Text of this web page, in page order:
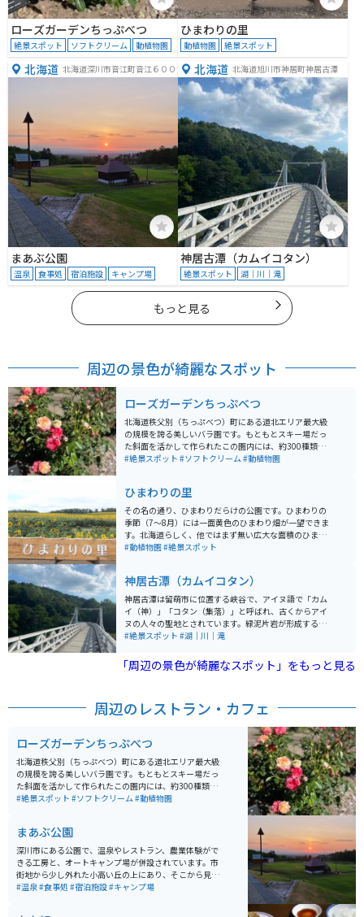
ローズガーデンちっぷべつ
絶景スポット ソフトクリーム 動植物園
ひまわりの里
動植物園 絶景スポット
北海道 北海道深川市音江町音江６００
まあぶ公園
温泉 食事処 宿泊施設 キャンプ場
北海道 北海道旭川市神居町神居古潭
神居古潭（カムイコタン）
絶景スポット 湖｜川｜滝
もっと見る
周辺の景色が綺麗なスポット
ローズガーデンちっぷべつ
北海道秩父別（ちっぷべつ）町にある道北エリア最大級
の規模を誇る美しいバラ園です。もともとスキー場だっ
た斜面を活かして作られたこの園内には、約300種類・
3,000株ものバラが咲き誇り、シーズンには町全体が華
望台」があります。そこから見下ろすバラの花々と、の
どかな秩父別の田園風景が織りなす景色は、まさに北海
道らしい開放感に溢れています。 散策のお供に欠かせな
いのが、売店「バラの城ふろーら」で販売されているピ
ンク色のローズソフトクリームです。一口食べるとバラ
のは7月上旬から中旬です。 入園料: 嬉しいことに入園は
できます。 アクセス: 旭川や札幌からも車でアクセスし
やすく、道の駅「ちっぷべつ」からもすぐ近くです。
広々とした無料駐車場: 園内には広めの無料駐車場が完備
されています。
#絶景スポット #ソフトクリーム #動植物園
ひまわりの里
その名の通り、ひまわりだらけの公園です。ひまわりの
季節（7〜8月）には一面黄色のひまわり畑が一望できま
す。北海道らしく、他ではまず無い広大な面積のひまわ
り畑は圧巻です。
#動植物園#絶景スポット
神居古潭（カムイコタン）
神居古潭は留萌市に位置する峡谷で、アイヌ語で「カム
イ（神）」「コタン（集落）」と呼ばれ、古くからアイ
ヌの人々の聖地とされています。緑泥片岩が形成する峡
谷には、奇岩やおう穴群があり、アイヌの人々は魔神の
橋があり、景色を楽しめます。峡谷は美しい秋の紅葉が
見られる名所であり、毎年９月２３日に「こたんまつ
り、アイヌ以外の先人たちの生活の一端を垣間見ること
#絶景スポット #湖｜川｜滝
「周辺の景色が綺麗なスポット」をもっと見る
周辺のレストラン・カフェ
ローズガーデンちっぷべつ
北海道秩父別（ちっぷべつ）町にある道北エリア最大級
の規模を誇る美しいバラ園です。もともとスキー場だっ
た斜面を活かして作られたこの園内には、約300種類・
3,000株ものバラが咲き誇り、シーズンには町全体が華
望台」があります。そこから見下ろすバラの花々と、の
どかな秩父別の田園風景が織りなす景色は、まさに北海
道らしい開放感に溢れています。 散策のお供に欠かせな
いのが、売店「バラの城ふろーら」で販売されているピ
ンク色のローズソフトクリームです。一口食べるとバラ
#絶景スポット #ソフトクリーム #動植物園
まあぶ公園
深川市にある公園で、温泉やレストラン、農業体験がで
きる工房と、オートキャンプ場が併設されています。市
街地から少し外れた小高い丘の上にあり、そこから見る
景色は絶景です。温泉はこじんまりとしていますが、近
#温泉 #食事処 #宿泊施設#キャンプ場